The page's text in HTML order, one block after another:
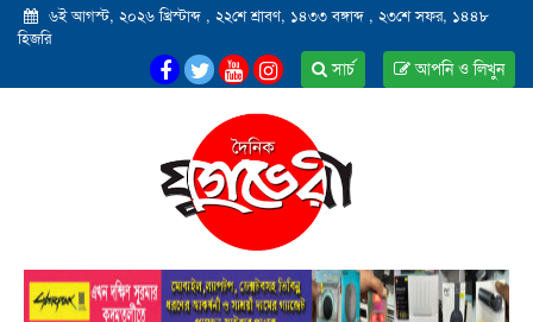
৬ই আগস্ট, ২০২৬ খ্রিস্টাব্দ , ২২শে শ্রাবণ, ১৪৩৩ বঙ্গাব্দ , ২৩শে সফর, ১৪৪৮
হিজরি
আপনি ও লিখুন
সার্চ